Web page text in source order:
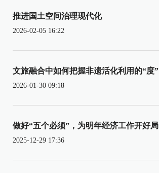
推进国土空间治理现代化
2026-02-05 16:22
文旅融合中如何把握非遗活化利用的“度”
2026-01-30 09:18
做好“五个必须”，为明年经济工作开好局
2025-12-29 17:36